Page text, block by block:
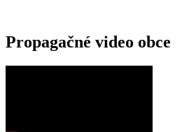
Propagačné video obce